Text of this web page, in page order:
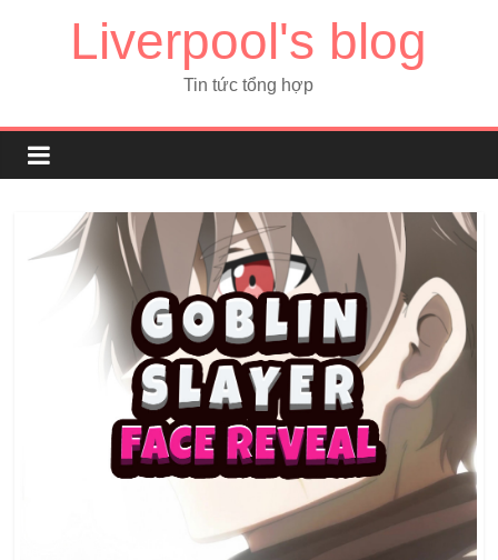
Liverpool's blog
Tin tức tổng hợp